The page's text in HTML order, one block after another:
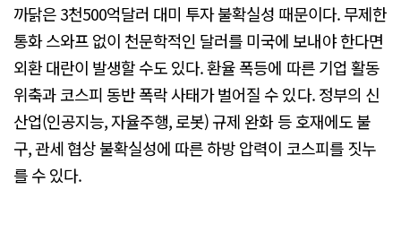
까닭은 3천500억달러 대미 투자 불확실성 때문이다. 무제한
통화 스와프 없이 천문학적인 달러를 미국에 보내야 한다면
외환 대란이 발생할 수도 있다. 환율 폭등에 따른 기업 활동
위축과 코스피 동반 폭락 사태가 벌어질 수 있다. 정부의 신
산업(인공지능, 자율주행, 로봇) 규제 완화 등 호재에도 불
구, 관세 협상 불확실성에 따른 하방 압력이 코스피를 짓누
를 수 있다.